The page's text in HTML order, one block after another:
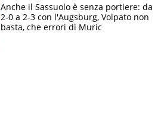
Anche il Sassuolo è senza portiere: da
2-0 a 2-3 con l'Augsburg, Volpato non
basta, che errori di Muric